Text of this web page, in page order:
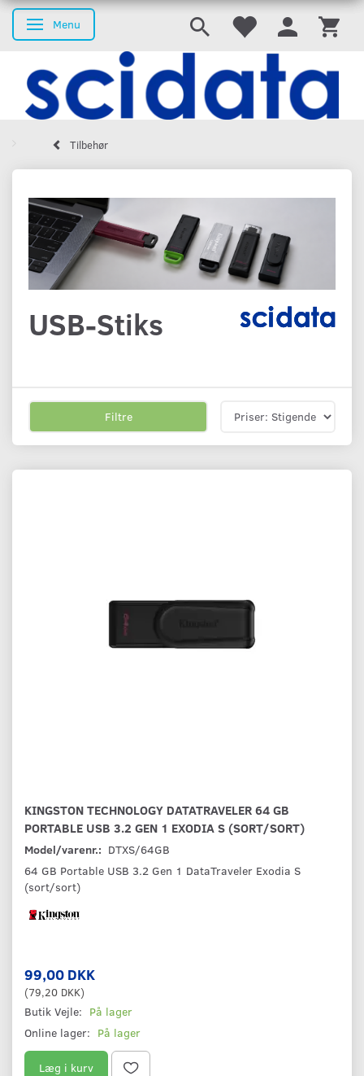
Skifte navigation
Menu
Tilbehør
USB-Stiks
Filtre
KINGSTON TECHNOLOGY DATATRAVELER 64 GB
PORTABLE USB 3.2 GEN 1 EXODIA S (SORT/SORT)
Model/varenr.: DTXS/64GB
64 GB Portable USB 3.2 Gen 1 DataTraveler Exodia S
(sort/sort)
99,00 DKK
(79,20 DKK)
Butik Vejle: På lager
Online lager: På lager
Læg i kurv